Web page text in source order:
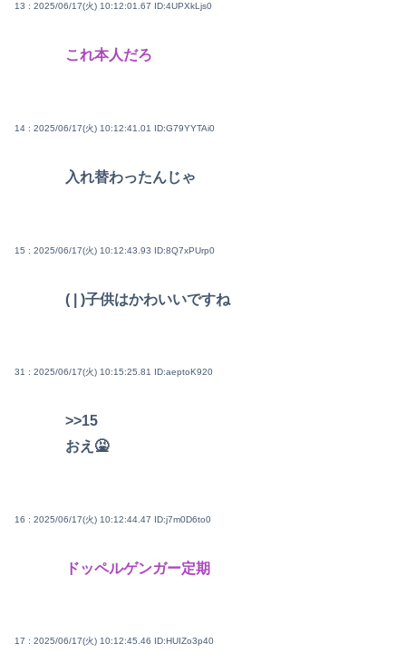
13 : 2025/06/17(火) 10:12:01.67 ID:4UPXkLjs0
これ本人だろ
14 : 2025/06/17(火) 10:12:41.01 ID:G79YYTAi0
入れ替わったんじゃ
15 : 2025/06/17(火) 10:12:43.93 ID:8Q7xPUrp0
( | )子供はかわいいですね
31 : 2025/06/17(火) 10:15:25.81 ID:aeptoK920
>>15
おえ🤮
16 : 2025/06/17(火) 10:12:44.47 ID:j7m0D6to0
ドッペルゲンガー定期
17 : 2025/06/17(火) 10:12:45.46 ID:HUIZo3p40